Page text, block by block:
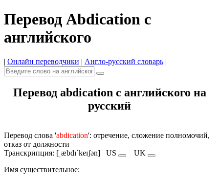
Перевод Abdication с
английского
| Онлайн переводчики | Англо-русский словарь |
Перевод abdication с английского на
русский
Перевод слова 'abdication': отречение, сложение полномочий,
отказ от должности
Транскрипция: [ˌæbdɪˈkeɪʃən] US
UK
Имя cуществительное: